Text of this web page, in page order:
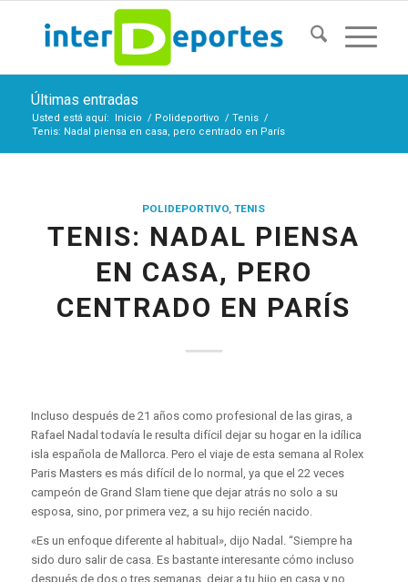
Últimas entradas
Usted está aquí: Inicio / Polideportivo / Tenis /
Tenis: Nadal piensa en casa, pero centrado en París
POLIDEPORTIVO,TENIS
TENIS: NADAL PIENSA
EN CASA, PERO
CENTRADO EN PARÍS
Incluso después de 21 años como profesional de las giras, a
Rafael Nadal todavía le resulta difícil dejar su hogar en la idílica
isla española de Mallorca. Pero el viaje de esta semana al Rolex
Paris Masters es más difícil de lo normal, ya que el 22 veces
campeón de Grand Slam tiene que dejar atrás no solo a su
esposa, sino, por primera vez, a su hijo recién nacido.
«Es un enfoque diferente al habitual», dijo Nadal. “Siempre ha
sido duro salir de casa. Es bastante interesante cómo incluso
después de dos o tres semanas, dejar a tu hijo en casa y no